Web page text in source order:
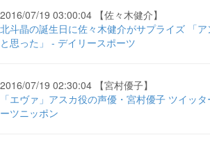
2016/07/19 03:00:04 【佐々木健介】
北斗晶の誕生日に佐々木健介がサプライズ 「
と思った」 - デイリースポーツ
2016/07/19 02:30:04 【宮村優子】
「エヴァ」アスカ役の声優・宮村優子 ツイッ
ーツニッポン